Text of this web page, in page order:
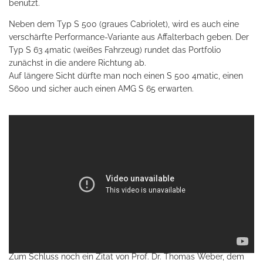
benutzt.
Neben dem Typ S 500 (graues Cabriolet), wird es auch eine
verschärfte Performance-Variante aus Affalterbach geben. Der
Typ S 63 4matic (weißes Fahrzeug) rundet das Portfolio
zunächst in die andere Richtung ab.
Auf längere Sicht dürfte man noch einen S 500 4matic, einen
S600 und sicher auch einen AMG S 65 erwarten.
Zum Schluss noch ein Zitat von Prof. Dr. Thomas Weber, dem